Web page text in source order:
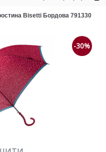
Bisetti Бордова 791330
-30%